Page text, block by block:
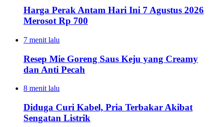
Harga Perak Antam Hari Ini 7 Agustus 2026
Merosot Rp 700
7 menit lalu
Resep Mie Goreng Saus Keju yang Creamy
dan Anti Pecah
8 menit lalu
Diduga Curi Kabel, Pria Terbakar Akibat
Sengatan Listrik